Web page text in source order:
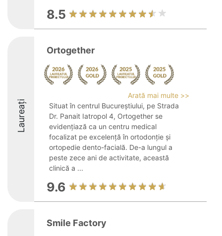
8.5
Laureați
Ortogether
Arată mai multe >>
Situat în centrul Bucureștiului, pe Strada
Dr. Panait Iatropol 4, Ortogether se
evidențiază ca un centru medical
focalizat pe excelență în ortodonție și
ortopedie dento-facială. De-a lungul a
peste zece ani de activitate, această
clinică a ...
9.6
Smile Factory